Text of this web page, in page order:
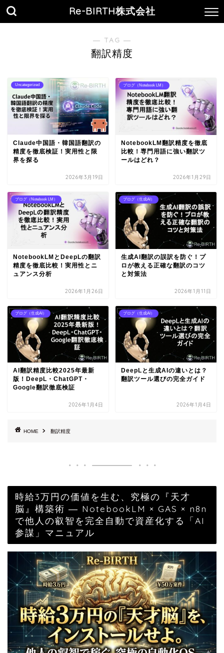
Re-BIRTH株式会社
― TAG ―
翻訳精度
Uncategorized
Claude中国語・韓国語翻訳の
精度を徹底検証！実用性と限
界を探る
2026年3月19日
ブログ（Notebook LM）
NotebookLM翻訳精度を徹底
比較！専門用語に強い翻訳ツ
ールはどれ？
2026年1月29日
ブログ（Notebook LM）
NotebookLMとDeepLの翻訳
精度を徹底比較！実用性とニ
ュアンス分析
2026年1月26日
ブログ（生成AI）
生成AI翻訳の誤訳を防ぐ！プ
ロが教える正確な翻訳のコツ
と対策法
2026年1月11日
ブログ（生成AI）
AI翻訳精度比較2025年最新
版！DeepL・ChatGPT・
Google翻訳徹底検証
2026年1月4日
ブログ（生成AI）
DeepLと生成AIの違いとは？
翻訳ツール選びの完全ガイド
2026年1月4日
HOME 翻訳精度
時給3万円の価値を生む、究極の『天才
脳』構築術 ― NotebookLM × GAS × n8n
で他人の叡智を完全自動で資産化する「AI
参謀」マニュアル